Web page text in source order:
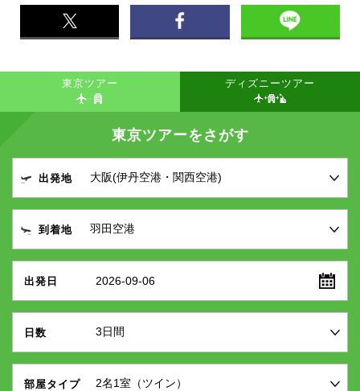
東京ツアー ディズニーツアー
東京ツアーをさがす
出発地
到着地
出発日 2026-09-06
日数
部屋タイプ